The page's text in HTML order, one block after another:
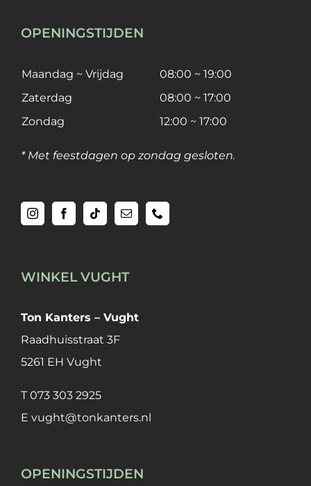
OPENINGSTIJDEN
Maandag ~ Vrijdag
08:00 ~ 19:00
Zaterdag
08:00 ~ 17:00
Zondag
12:00 ~ 17:00
* Met feestdagen op zondag gesloten.
WINKEL VUGHT
Ton Kanters – Vught
Raadhuisstraat 3F
5261 EH Vught
T 073 303 2925
E vught@tonkanters.nl
OPENINGSTIJDEN